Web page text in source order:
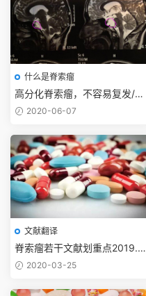
什么是脊索瘤
高分化脊索瘤，不容易复发/复
发慢2020-06-07
文献翻译
脊索瘤若干文献划重点2019.11
【抗癌药篇】
2020-03-25